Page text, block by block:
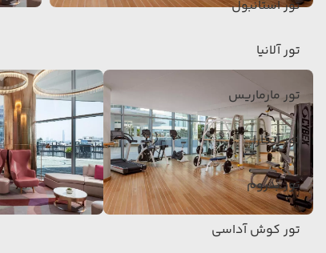
تور استانبول
تور آلانیا
تور مارماریس
تور آنکارا
تور بدروم
تور کوش آداسی